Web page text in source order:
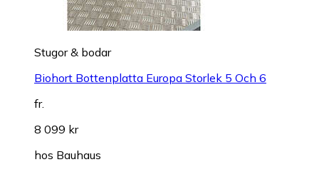
Stugor & bodar
Biohort Bottenplatta Europa Storlek 5 Och 6
fr.
8 099 kr
hos Bauhaus